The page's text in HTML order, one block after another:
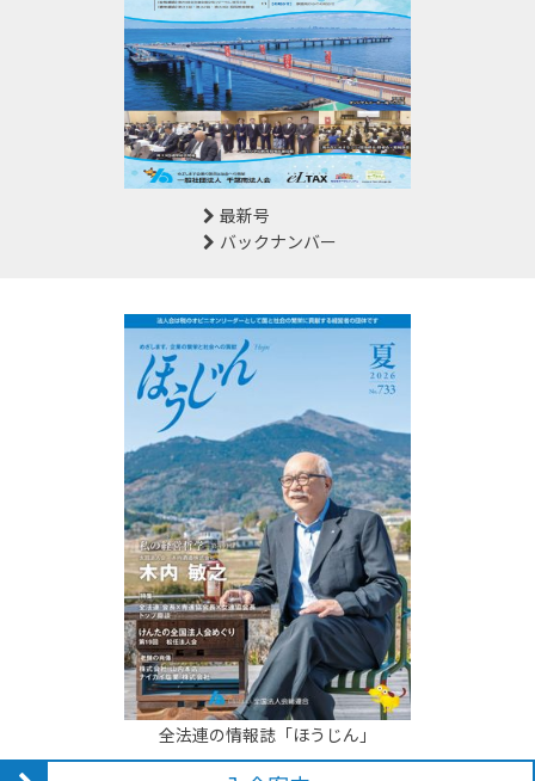
最新号
バックナンバー
全法連の情報誌「ほうじん」